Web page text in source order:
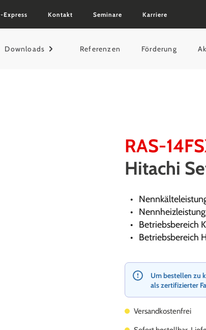
Express Kontakt Seminare Karriere
Downloads Referenzen Förderung
RAS-
Hitachi
Betriebsbereich
Betriebsbereich
Um bestellen zu
als zertifizierter
Versandkostenfrei